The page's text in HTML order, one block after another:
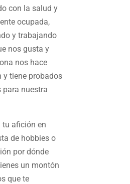
con la salud y
ocupada,
y trabajando
nos gusta y
nos hace
y tiene probados
para nuestra
tu afición en
de hobbies o
por dónde
un montón
que te